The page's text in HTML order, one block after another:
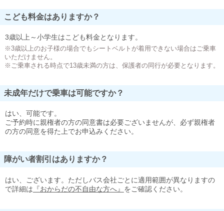
こども料金はありますか？
3歳以上～小学生はこども料金となります。
※3歳以上のお子様の場合でもシートベルトが着用できない場合はご乗車
いただけません。
※ご乗車される時点で13歳未満の方は、保護者の同行が必要となります。
未成年だけで乗車は可能ですか？
はい、可能です。
ご予約時に親権者の方の同意書は必要ございませんが、必ず親権者
の方の同意を得た上でお申込みください。
障がい者割引はありますか？
はい、ございます。ただしバス会社ごとに適用範囲が異なりますの
で詳細は 『おからだの不自由な方へ』 をご確認ください。